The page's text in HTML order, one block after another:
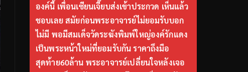
องค์นี้ เพื่อนเซียนเจี๊ยบส่งเข้าประกวด เห็นแล้ว
ชอบเลย สมัยก่อนพระอาจารย์ไม่ยอมรับบอก
ไม่มี พอมีสมเด็จวัดระฆังพิมพ์ใหญ่องค์รักแดง
เป็นพระหน้าใหม่ที่ยอมรับกัน ราคาถึงมือ
สุดท้าย60ล้าน พระอาจารย์เปลี่ยนใจหลังเจอ